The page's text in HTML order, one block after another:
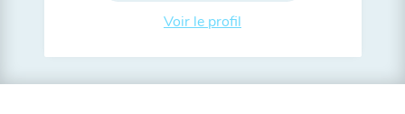
Voir le profil